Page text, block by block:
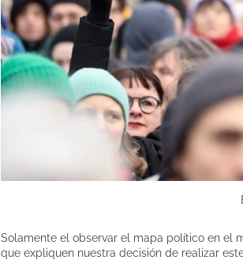
Solamente el observar el mapa político en el
que expliquen nuestra decisión de realizar